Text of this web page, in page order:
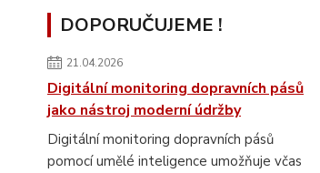
DOPORUČUJEME !
21.04.2026
Digitální monitoring dopravních pásů
jako nástroj moderní údržby
Digitální monitoring dopravních pásů
pomocí umělé inteligence umožňuje včas